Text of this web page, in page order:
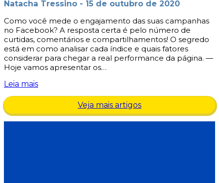
Natacha Tressino - 15 de outubro de 2020
Como você mede o engajamento das suas campanhas
no Facebook? A resposta certa é pelo número de
curtidas, comentários e compartilhamentos! O segredo
está em como analisar cada índice e quais fatores
considerar para chegar a real performance da página. —
Hoje vamos apresentar os…
Leia mais
Veja mais artigos